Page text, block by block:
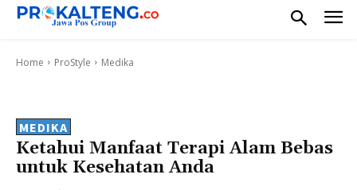
Home ProStyle Medika
MEDIKA
Ketahui Manfaat Terapi Alam Bebas
untuk Kesehatan Anda